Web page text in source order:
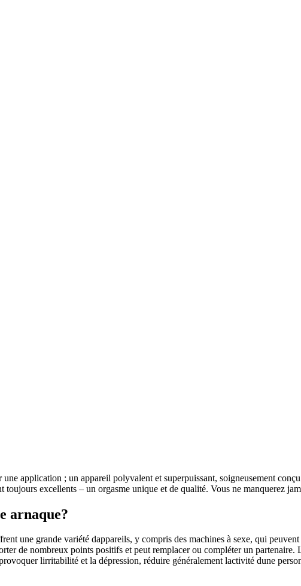
application ; un appareil polyvalent et superpuissant, soigneusement
toujours excellents – un orgasme unique et de qualité. Vous ne manquerez
arnaque?
une grande variété dappareils, y compris des machines à sexe, qui
de nombreux points positifs et peut remplacer ou compléter un
lirritabilité et la dépression, réduire généralement lactivité dune